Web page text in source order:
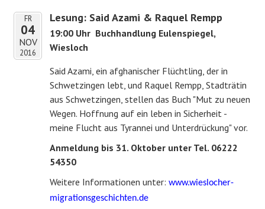
FR
04
NOV
2016
Lesung: Said Azami & Raquel Rempp
19:00 Uhr Buchhandlung Eulenspiegel,
Wiesloch
Said Azami, ein afghanischer Flüchtling, der in
Schwetzingen lebt, und Raquel Rempp, Stadträtin
aus Schwetzingen, stellen das Buch "Mut zu neuen
Wegen. Hoffnung auf ein leben in Sicherheit -
meine Flucht aus Tyrannei und Unterdrückung" vor.
Anmeldung bis 31. Oktober unter Tel. 06222
54350
Weitere Informationen unter: www.wieslocher-
migrationsgeschichten.de